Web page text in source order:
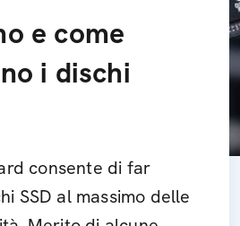
e come
i dischi
consente di far
SSD al massimo delle